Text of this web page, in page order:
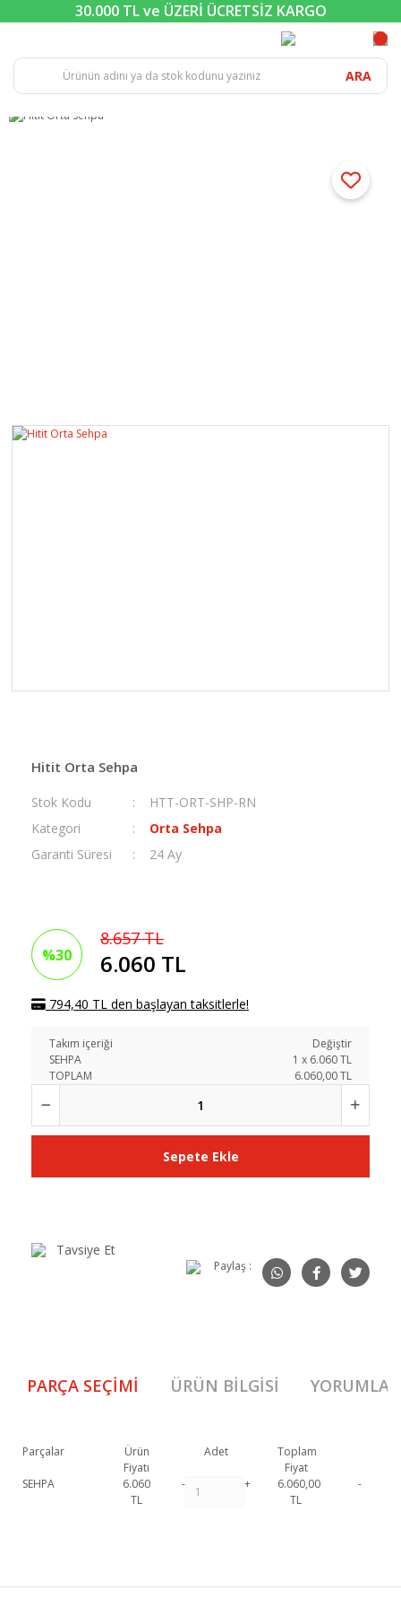
30.000 TL ve ÜZERİ ÜCRETSİZ KARGO
ARA
Hitit Orta Sehpa
Stok Kodu
HTT-ORT-SHP-RN
Kategori
Orta Sehpa
Garanti Süresi
24 Ay
%30
8.657 TL
6.060 TL
794,40 TL den başlayan taksitlerle!
Takım içeriği
Değiştir
SEHPA
1 x 6.060TL
TOPLAM
6.060,00 TL
Sepete Ekle
Tavsiye Et
Paylaş :
PARÇA SEÇIMI ÜRÜN BILGISI YORUMLAR
Parçalar
Ürün
Fiyatı
Adet
Toplam
Fiyat
SEHPA
6.060
TL
- +
6.060,00
TL
-
Hitit Orta Sehpa